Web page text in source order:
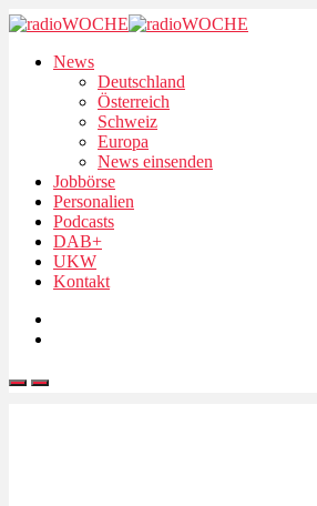
News
Deutschland
Österreich
Schweiz
Europa
News einsenden
Jobbörse
Personalien
Podcasts
DAB+
UKW
Kontakt